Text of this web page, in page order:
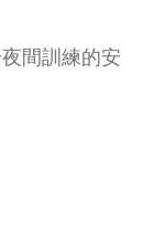
間訓練的安